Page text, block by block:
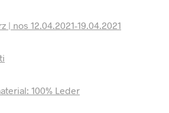
| nos 12.04.2021-19.04.2021
100% Leder